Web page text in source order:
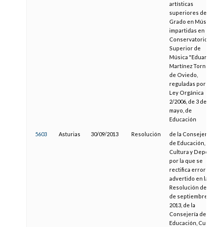
artísticas
superiores de
Grado en Música
impartidas en el
Conservatorio
Superior de
Música "Eduardo
Martínez Torner"
de Oviedo,
reguladas por la
Ley Orgánica
2/2006, de 3 de
mayo, de
Educación
5603 Asturias 30/09/2013 Resolución
de la Consejería
de Educación,
Cultura y Deporte,
por la que se
rectifica error
advertido en la
Resolución de 11
de septiembre de
2013, de la
Consejería de
Educación, Cultura